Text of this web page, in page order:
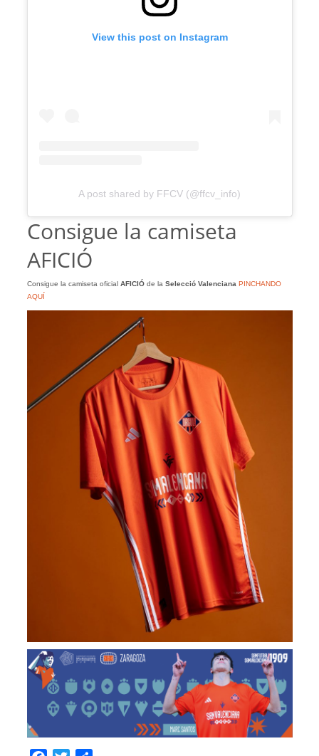
View this post on Instagram
A post shared by FFCV (@ffcv_info)
Consigue la camiseta
AFICIÓ
Consigue la camiseta oficial AFICIÓde la Selecció Valenciana PINCHANDO
AQUÍ